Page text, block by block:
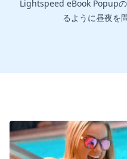
Lightspeed eBook Popup
るように昼夜を